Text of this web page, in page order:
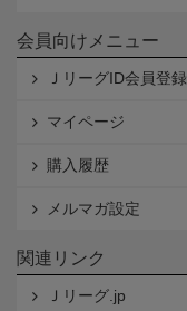
会員向けメニュー
ＪリーグID会員登録
マイページ
購入履歴
メルマガ設定
関連リンク
Ｊリーグ.jp